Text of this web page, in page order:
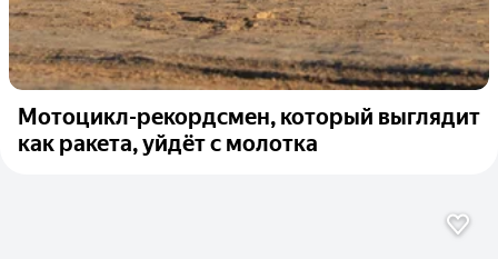
Мотоцикл-рекордсмен, который выглядит
как ракета, уйдёт с молотка